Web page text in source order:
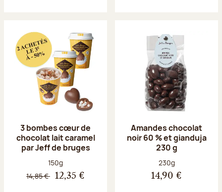
3 bombes cœur de
chocolat lait caramel
par Jeff de bruges
Poids net :
150g
14,85 € 12,35 €
Amandes chocolat
noir 60 % et gianduja
230 g
Poids net :
230g
14,90 €